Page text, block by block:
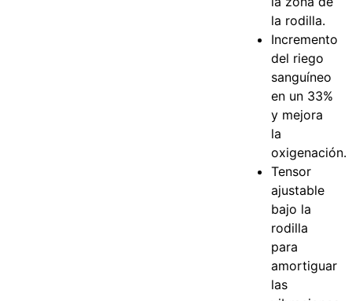
la rodilla.
Incremento
del riego
sanguíneo
en un 33%
y mejora
la
oxigenación.
Tensor
ajustable
bajo la
rodilla
para
amortiguar
las